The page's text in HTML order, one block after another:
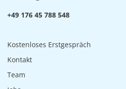
+49 176 45 788 548
Kostenloses Erstgespräch
Kontakt
Team